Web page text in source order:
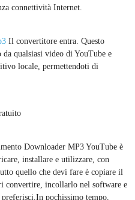
connettività Internet.
Il convertitore entra. Questo
qualsiasi video di YouTube e
locale, permettendoti di
Downloader MP3 YouTube è
installare e utilizzare, con
quello che devi fare è copiare il
convertire, incollarlo nel software e
pochissimo tempo,